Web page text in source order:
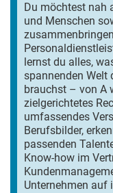
Du möchtest nah
und Menschen
lernst du alles,
spannenden Welt
brauchst – von A
zielgerichtetes
umfassendes
Berufsbilder,
passenden
Know-how im
Unternehmen auf